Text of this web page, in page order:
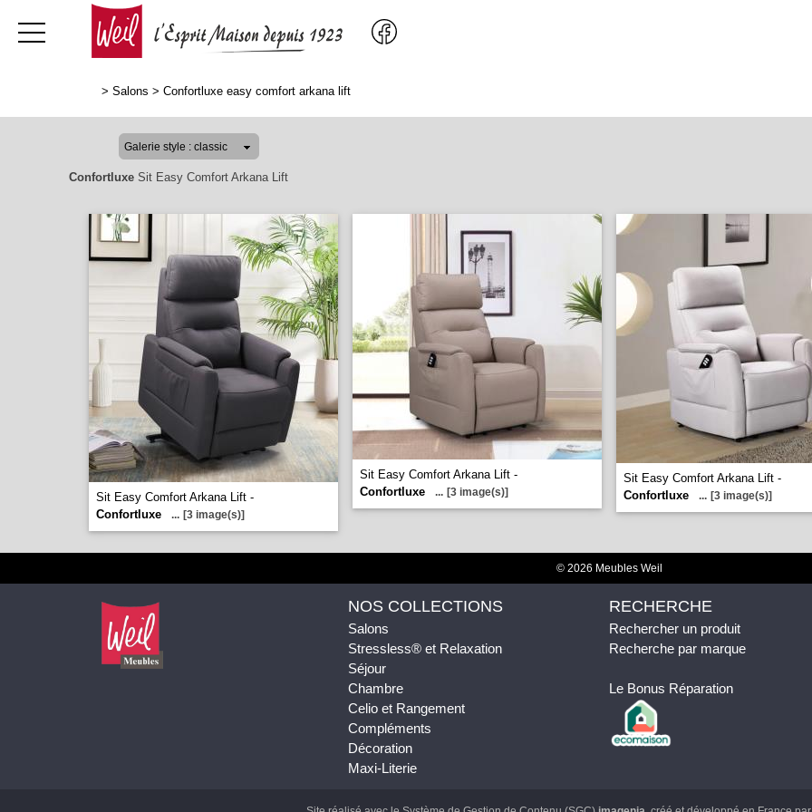
> Salons > Confortluxe easy comfort arkana lift
Confortluxe Sit Easy Comfort Arkana Lift
Sit Easy Comfort Arkana Lift -
Confortluxe
... [3 image(s)]
Sit Easy Comfort Arkana Lift -
Confortluxe
... [3 image(s)]
Sit Easy Comfort Arkana Lift -
Confortluxe
... [3 image(s)]
© 2026 Meubles Weil
NOS COLLECTIONS
Salons
Stressless® et Relaxation
Séjour
Chambre
Celio et Rangement
Compléments
Décoration
Maxi-Literie
RECHERCHE
Rechercher un produit
Recherche par marque
Le Bonus Réparation